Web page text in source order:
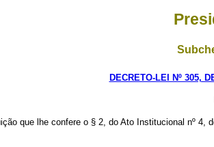
DECRETO-LEI Nº 305,
que lhe confere o § 2, do Ato Institucional nº 4,